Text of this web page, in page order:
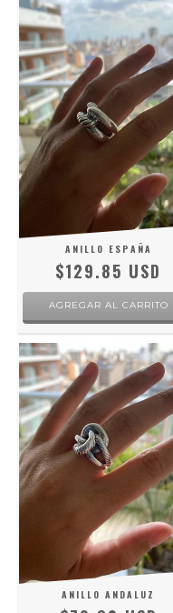
ANILLO ESPAÑA
$129.85 USD
AGREGAR AL CARRITO
ANILLO ANDALUZ